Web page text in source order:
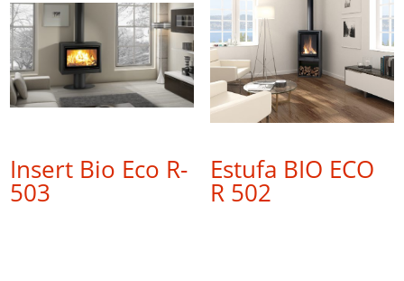
Insert Bio Eco R-
503
Estufa BIO ECO
R 502